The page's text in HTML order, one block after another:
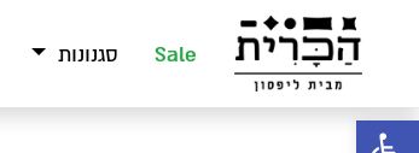
פתח סרגל נגישות
Sale סגנונות